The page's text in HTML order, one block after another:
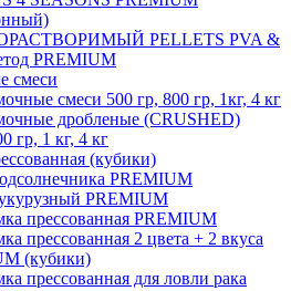
PELLETS PVA &
PREMIUM
смеси
смеси 500 гр, 800 гр, 1кг, 4 кг
дробленые (CRUSHED)
гр, 1 кг, 4 кг
(кубики)
PREMIUM
PREMIUM
прессованная PREMIUM
прессованная 2 цвета + 2 вкуса
(кубики)
прессованная для ловли рака